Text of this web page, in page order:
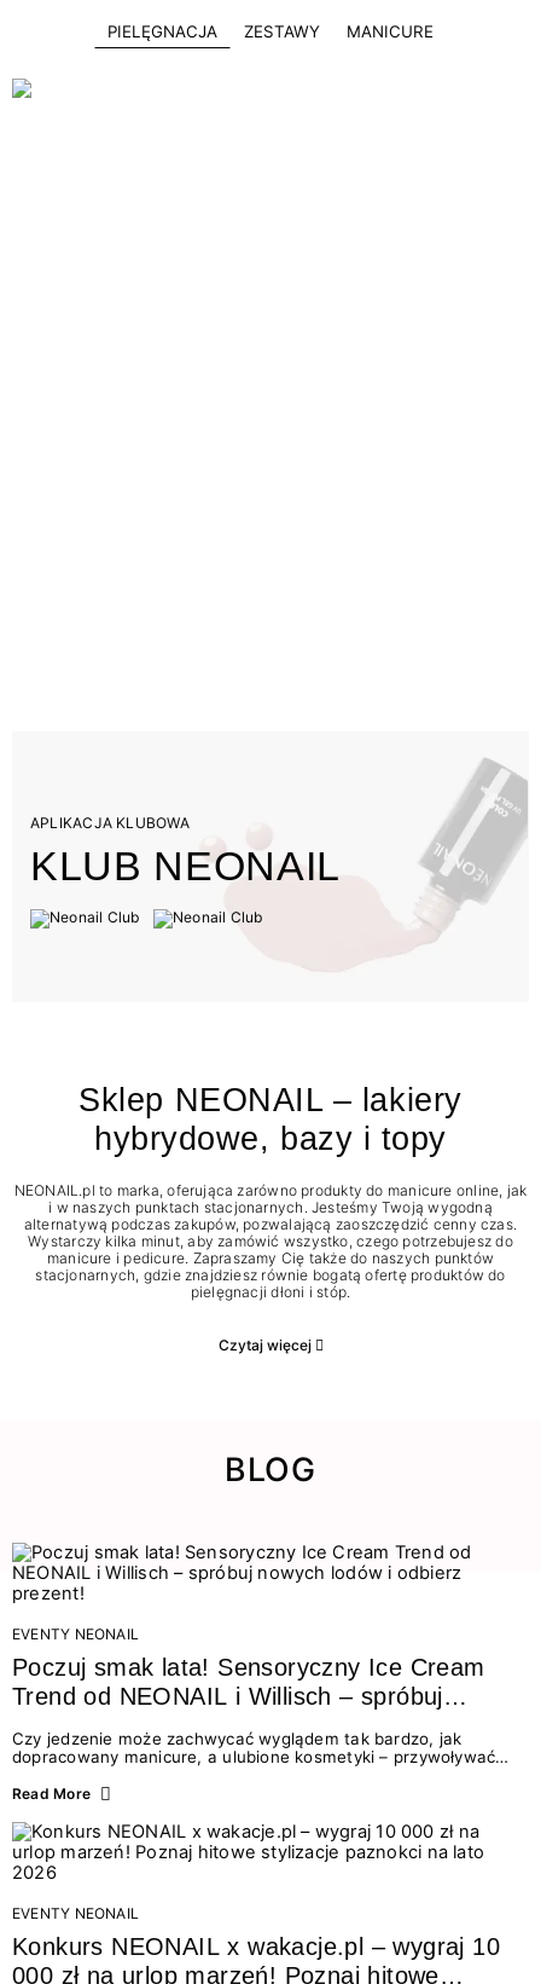
PIELĘGNACJA ZESTAWY MANICURE
APLIKACJA KLUBOWA
KLUB NEONAIL
Sklep NEONAIL – lakiery
hybrydowe, bazy i topy
NEONAIL.pl to marka, oferująca zarówno produkty do manicure online, jak
i w naszych punktach stacjonarnych. Jesteśmy Twoją wygodną
alternatywą podczas zakupów, pozwalającą zaoszczędzić cenny czas.
Wystarczy kilka minut, aby zamówić wszystko, czego potrzebujesz do
manicure i pedicure. Zapraszamy Cię także do naszych punktów
stacjonarnych, gdzie znajdziesz równie bogatą ofertę produktów do
pielęgnacji dłoni i stóp.
Czytaj więcej
BLOG
EVENTY NEONAIL
Poczuj smak lata! Sensoryczny Ice Cream
Trend od NEONAIL i Willisch – spróbuj
nowych lodów i odbierz prezent!
Czy jedzenie może zachwycać wyglądem tak bardzo, jak
dopracowany manicure, a ulubione kosmetyki – przywoływać
świata beauty i oszałamiających deserów to coś więcej niż
zmysłami: przez soczysty kolor, aksamitną teksturę,
orzeźwiający zapach i słodki akcent na podniebieniu. Tego lata
NEONAIL łączy siły z marką Willisch, tworząc unikalny projekt
na styku jedzenia i piękna....
Read More
EVENTY NEONAIL
Konkurs NEONAIL x wakacje.pl – wygraj 10
000 zł na urlop marzeń! Poznaj hitowe